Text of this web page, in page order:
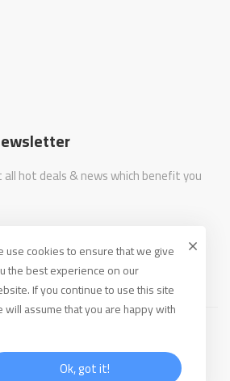
hot deals & news which benefit you
use cookies to ensure that we give
the best experience on our
If you continue to use this site
will assume that you are happy with
Ok, got it!